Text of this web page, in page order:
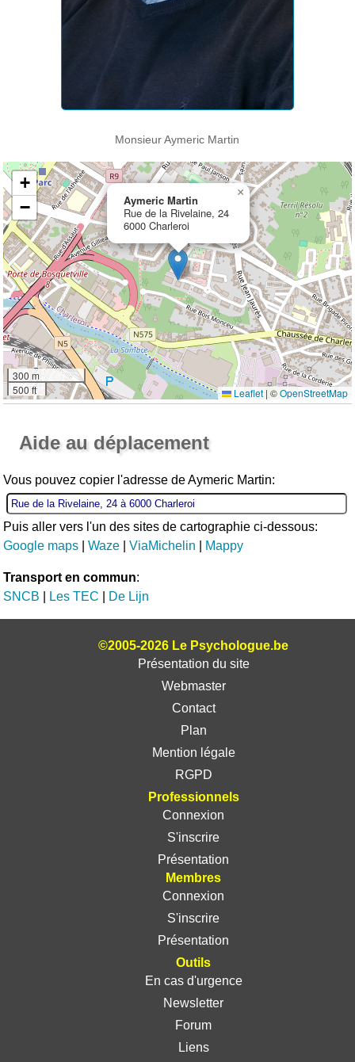
Monsieur Aymeric Martin
Aymeric Martin
Rue de la Rivelaine, 24
6000 Charleroi
×
+
−
300 m
500 ft
Leaflet | ©OpenStreetMap
Aide au déplacement
Vous pouvez copier l'adresse de Aymeric Martin:
Puis aller vers l'un des sites de cartographie ci-dessous:
Google maps |Waze |ViaMichelin Mappy
Transport en commun:
SNCB
Les TEC De Lijn
©2005-2026 Le Psychologue.be
Présentation du site
Webmaster
Contact
Plan
Mention légale
RGPD
Professionnels
Connexion
S'inscrire
Présentation
Membres
Connexion
S'inscrire
Présentation
Outils
En cas d'urgence
Newsletter
Forum
Liens